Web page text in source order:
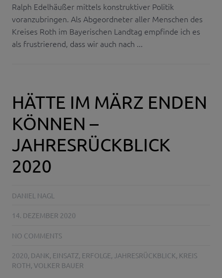
Ralph Edelhäußer mittels konstruktiver Politik
voranzubringen. Als Abgeordneter aller Menschen des
Kreises Roth im Bayerischen Landtag empfinde ich es
als frustrierend, dass wir auch nach ...
HÄTTE IM MÄRZ ENDEN
KÖNNEN –
JAHRESRÜCKBLICK
2020
DANIEL NAGL
14. DEZEMBER 2020
NO COMMENTS
2020, DANK, EINSATZ, ERFOLGE, JAHRESRÜCKBLICK, KREIS
ROTH, VOLKER BAUER